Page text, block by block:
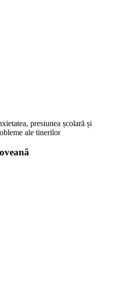
presiunea școlară și
ale tinerilor